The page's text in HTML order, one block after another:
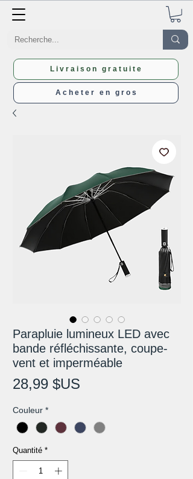
Livraison gratuite
Acheter en gros
Parapluie lumineux LED avec
bande réfléchissante, coupe-
vent et imperméable
28,99 $US
Couleur *
Quantité *